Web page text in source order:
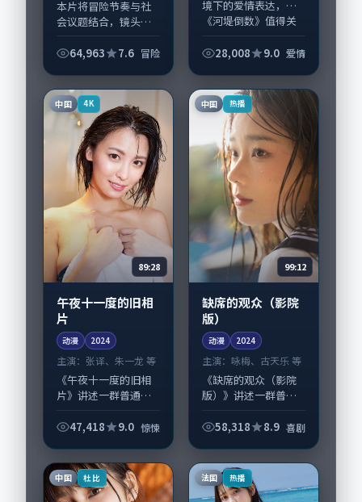
本片将冒险节奏与社
会议题结合，镜头语
《过境之前（加长
纲主线；取景与声音
设计凸显中国大陆城
市质感...
64,963 7.6 冒险
境下的爱情表达，
《河堤倒数》值得关
机与生活细节的咬
2024年面世后在影
迷...
28,008 9.0 爱情
中国 4K
89:28
午夜十一度的旧相
片
动漫 2024
主演： 张译、朱一龙 等
《午夜十一度的旧相
片》讲述一群普通人
写人生轨迹的故事，
导演韦斯·安德森擅
长留白叙事，张译、...
47,418 9.0 惊悚
中国 热播
99:12
缺席的观众（影院
版）
动漫 2024
主演： 咏梅、古天乐 等
《缺席的观众（影院
版）》讲述一群普通
改写人生轨迹的故
头。导演滨口龙介擅
长留白叙事，咏梅、
58,318 8.9 喜剧
中国 杜比 法国 热播